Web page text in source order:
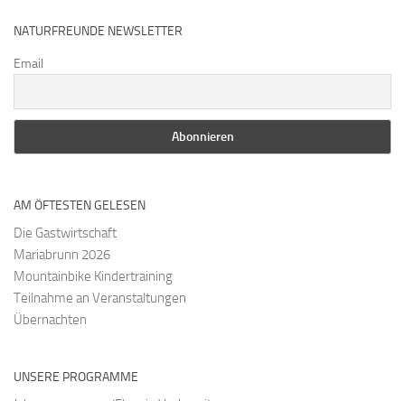
NATURFREUNDE NEWSLETTER
Email
AM ÖFTESTEN GELESEN
Die Gastwirtschaft
Mariabrunn 2026
Mountainbike Kindertraining
Teilnahme an Veranstaltungen
Übernachten
UNSERE PROGRAMME